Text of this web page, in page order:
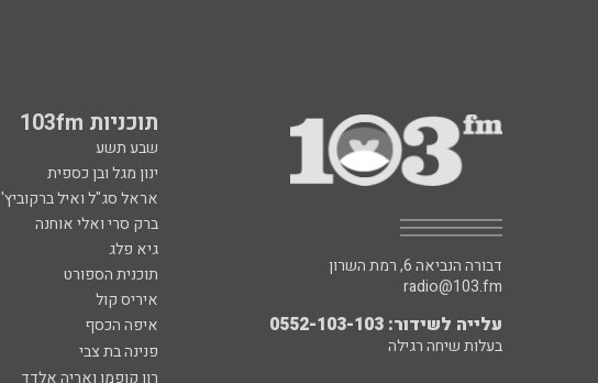
תוכניות 103fm
שבע תשע
ינון מגל ובן כספית
אראל סג"ל ואיל ברקוביץ'
ברק סרי ואלי אוחנה
גיא פלג
תוכנית הספורט
איריס קול
איפה הכסף
פנינה בת צבי
רון קופמן ואריה אלדד
דבורה הנביאה 6, רמת השרון
radio@103.fm
עלייה לשידור: 0552-103-103
בעלות שיחה רגילה